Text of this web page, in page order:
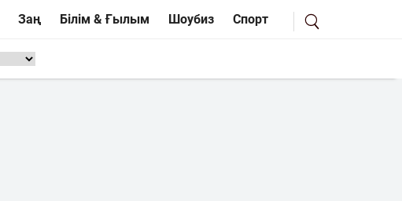
Заң Білім & Ғылым Шоубиз Спорт